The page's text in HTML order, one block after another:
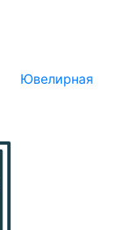
Ювелирная